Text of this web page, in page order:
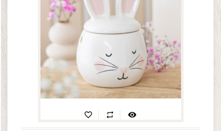
favorite_border repeat visibility